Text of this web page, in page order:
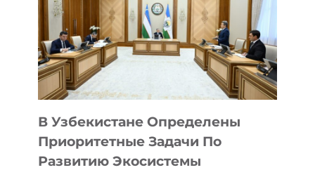
В Узбекистане Определены
Приоритетные Задачи По
Развитию Экосистемы